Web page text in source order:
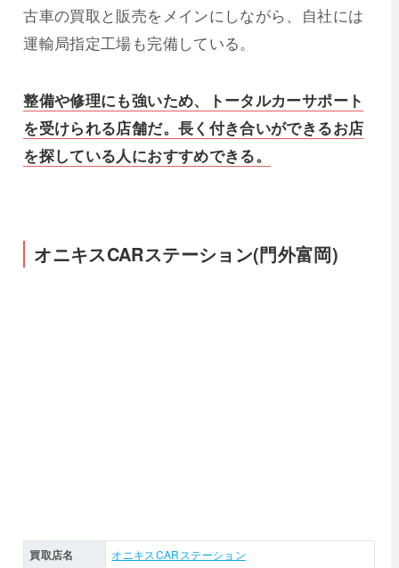
古車の買取と販売をメインにしながら、自社には
運輸局指定工場も完備している。
整備や修理にも強いため、トータルカーサポート
を受けられる店舗だ。長く付き合いができるお店
を探している人におすすめできる。
オニキスCARステーション(門外富岡)
買取店名 オニキスCARステーション